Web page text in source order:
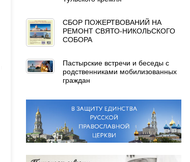
СБОР ПОЖЕРТВОВАНИЙ НА
РЕМОНТ СВЯТО-НИКОЛЬСКОГО
СОБОРА
Пастырские встречи и беседы с
родственниками мобилизованных
граждан